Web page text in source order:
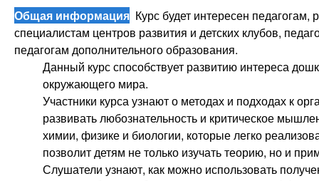
Общая информация Курс будет интересен
специалистам центров развития и детских клубов,
педагогам дополнительного образования.
Данный курс способствует развитию интереса
окружающего мира.
Участники курса узнают о методах и подходах к
развивать любознательность и критическое
химии, физике и биологии, которые легко
позволит детям не только изучать теорию, но и
Слушатели узнают, как можно использовать